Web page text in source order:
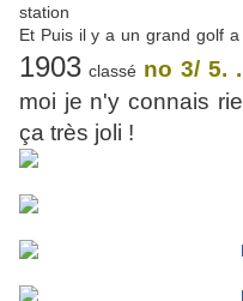
station
Et Puis il y a un grand golf
1903 classé no 3/ 5.
moi je n'y connais
ça très joli !